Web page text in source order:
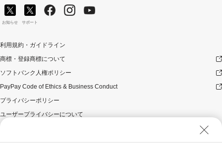
お知らせ サポート
利用規約・ガイドライン
商標・登録商標について
ソフトバンク人権ポリシー
PayPay Code of Ethics & Business Conduct
プライバシーポリシー
ユーザープライバシーについて
ウェブサイト利用規約